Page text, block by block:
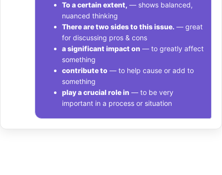
To a certain extent, — shows balanced,
nuanced thinking
There are two sides to this issue.— great
for discussing pros & cons
a significant impact on — to greatly affect
something
contribute to — to help cause or add to
something
play a crucial role in — to be very
important in a process or situation